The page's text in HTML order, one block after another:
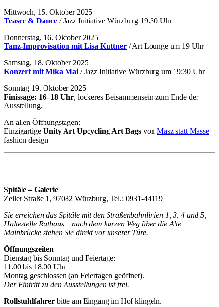
Mittwoch, 15. Oktober 2025
Teaser & Dance / Jazz Initiative Würzburg 19:30 Uhr
Donnerstag, 16. Oktober 2025
Tanz-Improvisation mit Lisa Kuttner / Art Lounge um 19 Uhr
Samstag, 18. Oktober 2025
Konzert mit Mika Mai / Jazz Initiative Würzburg um 19:30 Uhr
Sonntag 19. Oktober 2025
Finissage: 16–18 Uhr, lockeres Beisammensein zum Ende der
Ausstellung.
An allen Öffnungstagen:
Einzigartige Unity Art Upcycling Art Bags von Masz statt Masse
fashion design
Spitäle – Galerie
Zeller Straße 1, 97082 Würzburg, Tel.: 0931-44119
Sie erreichen das Spitäle mit den Straßenbahnlinien 1, 3, 4 und 5,
Haltestelle Rathaus – nach dem kurzen Weg über die Alte
Mainbrücke stehen Sie direkt vor unserer Türe.
Öffnungszeiten
Dienstag bis Sonntag und Feiertage:
11:00 bis 18:00 Uhr
Montag geschlossen (an Feiertagen geöffnet).
Der Eintritt zu den Ausstellungen ist frei.
Rollstuhlfahrer bitte am Eingang im Hof klingeln.